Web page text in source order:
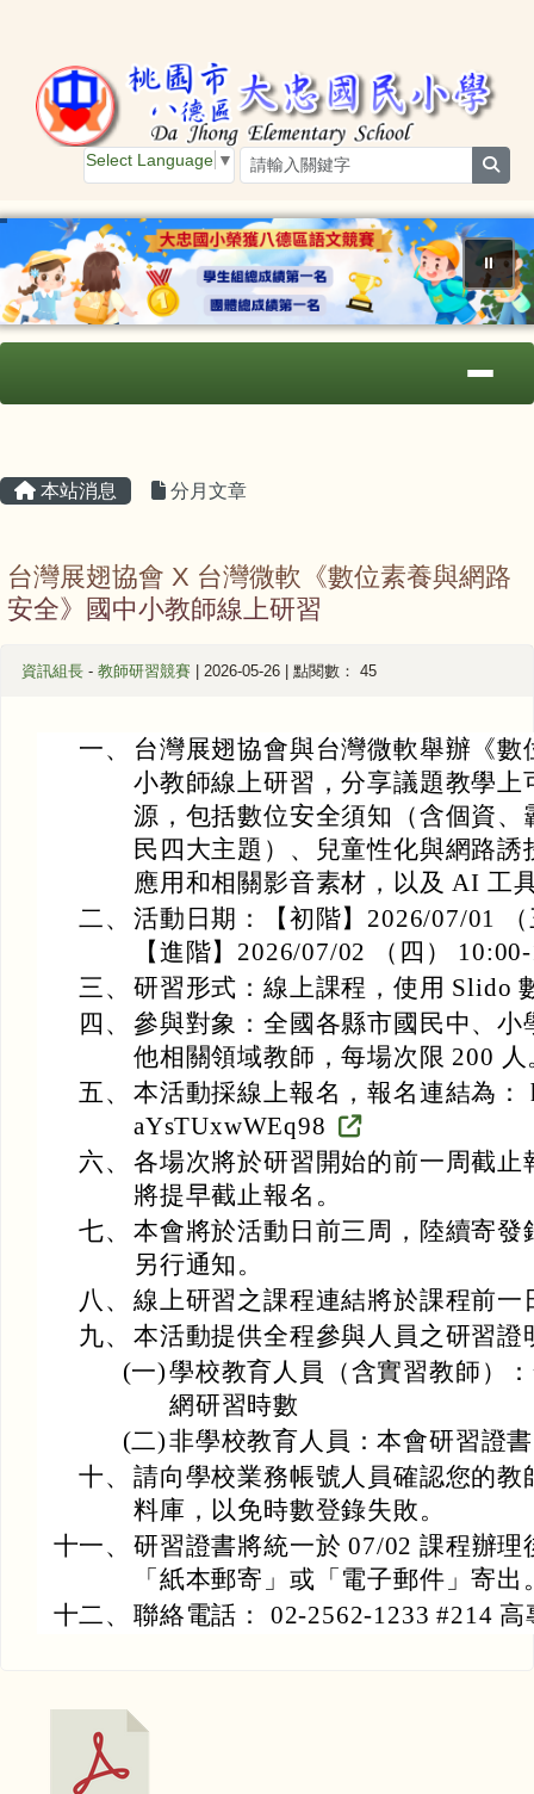
Select Language ▼
⏸
本站消息 分月文章
台灣展翅協會 X 台灣微軟《數位素養與網路
安全》國中小教師線上研習
資訊組長 - 教師研習競賽 | 2026-05-26 | 點閱數： 45
一、
台灣展翅協會與台灣微軟舉辦《
小教師線上研習，分享議題教學
源，包括數位安全須知（含個資
民四大主題）、兒童性化與網路
應用和相關影音素材，以及 AI 工
二、 活動日期：【初階】2026/07/01
【進階】2026/07/02 （四）
三、 研習形式：線上課程，使用 Slido
四、 參與對象：全國各縣市國民中、
他相關領域教師，每場次限 200 人
五、 本活動採線上報名，報名連結為：
aYsTUxwWEq98
六、 各場次將於研習開始的前一周截
將提早截止報名。
七、 本會將於活動日前三周，陸續寄
另行通知。
八、 線上研習之課程連結將於課程前一
九、 本活動提供全程參與人員之研習證
(一)學校教育人員（含實習教師）
網研習時數
(二)非學校教育人員：本會研習證書
十、 請向學校業務帳號人員確認您的
料庫，以免時數登錄失敗。
十一、 研習證書將統一於 07/02 課程辦理
「紙本郵寄」或「電子郵件」寄出
十二、 聯絡電話： 02-2562-1233 #214 高